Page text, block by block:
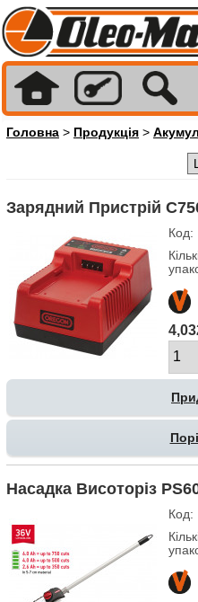
Головна > Продукція >
Зарядний Пристрій
Код:
Насадка Висоторіз
Код: